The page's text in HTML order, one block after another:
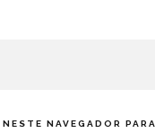
NAVEGADOR